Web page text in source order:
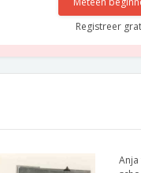
Registreer